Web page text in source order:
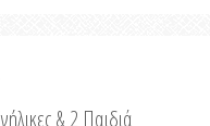
& 2 Παιδιά